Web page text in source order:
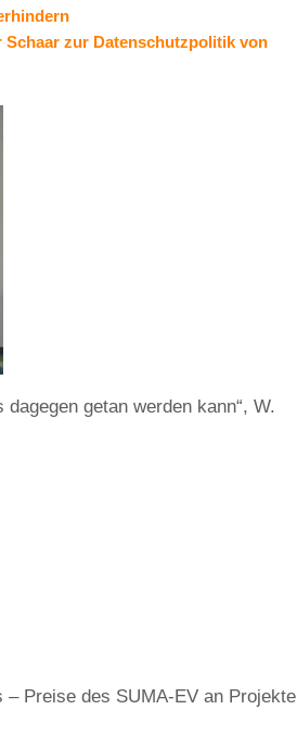
Schaar zur Datenschutzpolitik von
getan werden kann“, W.
– Preise des SUMA-EV an Projekte